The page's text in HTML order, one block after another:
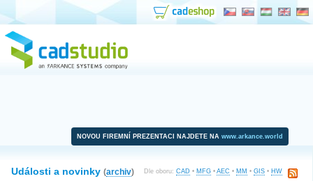
NOVOU FIREMNÍ PREZENTACI NAJDETE NA www.arkance.world
Dle oboru: CAD • MFG • AEC • MM • GIS • HW
Události a novinky (archiv)